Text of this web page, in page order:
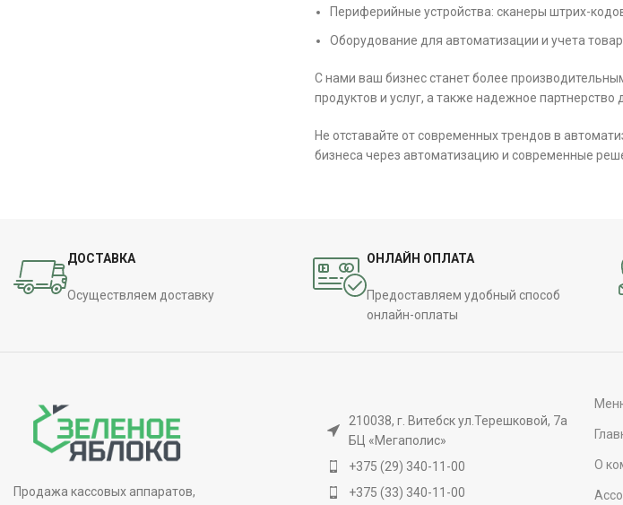
Периферийные устройства: сканеры штрих-
Оборудование для автоматизации и учета
С нами ваш бизнес станет более
продуктов и услуг, а также надежное партнерство
Не отставайте от современных трендов в
бизнеса через автоматизацию и современные
ДОСТАВКА
Осуществляем доставку
ОНЛАЙН ОПЛАТА
Предоставляем удобный способ
онлайн-оплаты
Продажа кассовых аппаратов,
210038, г. Витебск ул.Терешковой, 7а
БЦ «Мегаполис»
+375 (29) 340-11-00
+375 (33) 340-11-00
О